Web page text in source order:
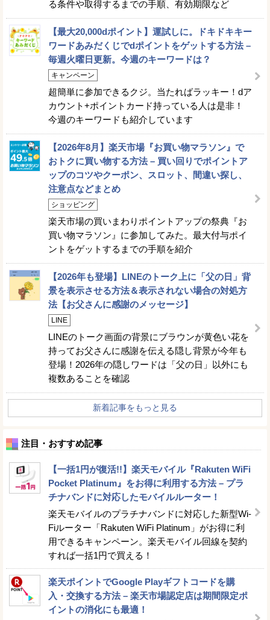
る条件や取得するまでの手順、有効期限など
【最大20,000dポイント】運試しに。ドキドキキー
ワードあみだくじでdポイントをゲットする方法 –
毎週火曜日更新。今週のキーワードは？
キャンペーン
超簡単に参加できるクジ。当たればラッキー！dア
カウント+ポイントカード持っている人は是非！
今週のキーワードも紹介しています
【2026年8月】楽天市場『お買い物マラソン』で
おトクに買い物する方法 – 買い回りでポイントア
ップのコツやクーポン、スロット、間違い探し、
注意点などまとめ
ショッピング
楽天市場の買いまわりポイントアップの祭典『お
買い物マラソン』に参加してみた。最大付与ポイ
ントをゲットするまでの手順を紹介
【2026年も登場】LINEのトーク上に「父の日」背
景を表示させる方法＆表示されない場合の対処方
法【お父さんに感謝のメッセージ】
LINE
LINEのトーク画面の背景にブラウンが黄色い花を
持ってお父さんに感謝を伝える隠し背景が今年も
登場！2026年の隠しワードは「父の日」以外にも
複数あることを確認
新着記事をもっと見る
注目・おすすめ記事
【一括1円が復活!!】楽天モバイル『Rakuten WiFi
Pocket Platinum』をお得に利用する方法 – プラ
チナバンドに対応したモバイルルーター！
楽天モバイルのプラチナバンドに対応した新型Wi-
Fiルーター「Rakuten WiFi Platinum」がお得に利
用できるキャンペーン。楽天モバイル回線を契約
すれば一括1円で買える！
楽天ポイントでGoogle Playギフトコードを購
入・交換する方法 – 楽天市場認定店は期間限定ポ
イントの消化にも最適！